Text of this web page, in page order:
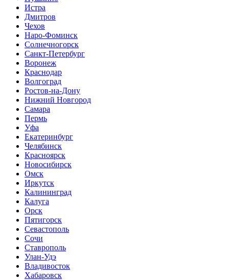
Истра
Дмитров
Чехов
Наро-Фоминск
Солнечногорск
Санкт-Петербург
Воронеж
Краснодар
Волгоград
Ростов-на-Дону
Нижний Новгород
Самара
Пермь
Уфа
Екатеринбург
Челябинск
Красноярск
Новосибирск
Омск
Иркутск
Калининград
Калуга
Орск
Пятигорск
Севастополь
Сочи
Ставрополь
Улан-Удэ
Владивосток
Хабаровск